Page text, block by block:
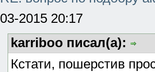
03-2015 20:17
karriboo писал(а):
Кстати, пошерстив